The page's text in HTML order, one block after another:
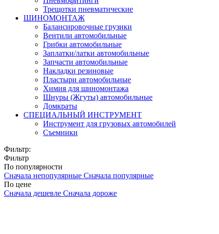
Трещотки пневматические
ШИНОМОНТАЖ
Балансировочные грузики
Вентили автомобильные
Грибки автомобильные
Заплатки/латки автомобильные
Запчасти автомобильные
Накладки резиновые
Пластыри автомобильные
Химия для шиномонтажа
Шнуры (Жгуты) автомобильные
Домкраты
СПЕЦИАЛЬНЫЙ ИНСТРУМЕНТ
Инструмент для грузовых автомобилей
Съемники
Фильтр:
Фильтр
По популярности
Сначала непопулярные Сначала популярные
По цене
Сначала дешевле Сначала дороже